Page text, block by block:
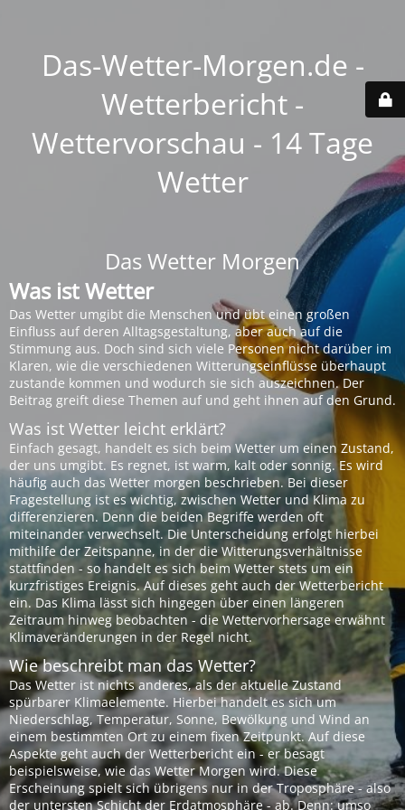
Das-Wetter-Morgen.de -
Wetterbericht -
Wettervorschau - 14 Tage
Wetter
Das Wetter Morgen
Was ist Wetter
Das Wetter umgibt die Menschen und übt einen großen
Einfluss auf deren Alltagsgestaltung, aber auch auf die
Stimmung aus. Doch sind sich viele Personen nicht darüber im
Klaren, wie die verschiedenen Witterungseinflüsse überhaupt
zustande kommen und wodurch sie sich auszeichnen. Der
Beitrag greift diese Themen auf und geht ihnen auf den Grund.
Was ist Wetter leicht erklärt?
Einfach gesagt, handelt es sich beim Wetter um einen Zustand,
der uns umgibt. Es regnet, ist warm, kalt oder sonnig. Es wird
häufig auch das Wetter morgen beschrieben. Bei dieser
Fragestellung ist es wichtig, zwischen Wetter und Klima zu
differenzieren. Denn die beiden Begriffe werden oft
miteinander verwechselt. Die Unterscheidung erfolgt hierbei
mithilfe der Zeitspanne, in der die Witterungsverhältnisse
stattfinden - so handelt es sich beim Wetter stets um ein
kurzfristiges Ereignis. Auf dieses geht auch der Wetterbericht
ein. Das Klima lässt sich hingegen über einen längeren
Zeitraum hinweg beobachten - die Wettervorhersage erwähnt
Klimaveränderungen in der Regel nicht.
Wie beschreibt man das Wetter?
Das Wetter ist nichts anderes, als der aktuelle Zustand
spürbarer Klimaelemente. Hierbei handelt es sich um
Niederschlag, Temperatur, Sonne, Bewölkung und Wind an
einem bestimmten Ort zu einem fixen Zeitpunkt. Auf diese
Aspekte geht auch der Wetterbericht ein - er besagt
beispielsweise, wie das Wetter Morgen wird. Diese
Erscheinung spielt sich übrigens nur in der Troposphäre - also
der untersten Schicht der Erdatmosphäre - ab. Denn: umso